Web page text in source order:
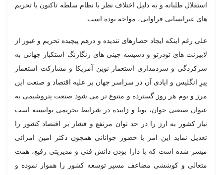
استقلال طلبانه و به دلیل اختلاف نظر با نظام سلطه تاکنون با تحریم
های غیرانسانی فراوانی، مواجه بوده است.
علی رغم اینکه ایجاد حصارهای تندیده و درهم پیچیده تحریم و عبور از
لابیرنت های تودرتو و دسیسه چینی های رنگارنگ استکبار جهانی به
سرکردگی و سردمداری استعمار نوین آمریکا و مشارکت استعمار
پیرِ انگلیس و ایادی آن در سراسر جهان بر علیه اقتصاد و صنعت این
مرز و بوم هر روز گسترده و متنوع تر می شود صنعت پتروشیمی به
عنوان صنعتی جوان، پویا و زاینده در شرایط تحریمی توانسته است
نیاز کشور به ارز را در حد توان مرتفع و فشار بر اقتصاد کشور را
تعدیل نماید این امر با حضور جوانانی همچون دکتر امین امرائی
میسر شده است که با دارا بودن دانش فنی و مدیریتی رفیع، همت
متعالی و کوششی مضاعف مسیر توسعه کشور را هموار نموده و